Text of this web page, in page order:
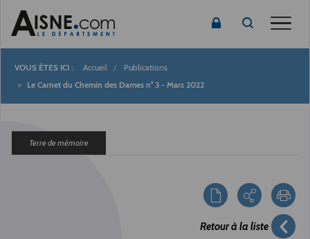
Fil
Accueil
Publications
Le Carnet du Chemin des Dames n° 3 - Mars 2022
Terre de mémoire
Retour à la liste